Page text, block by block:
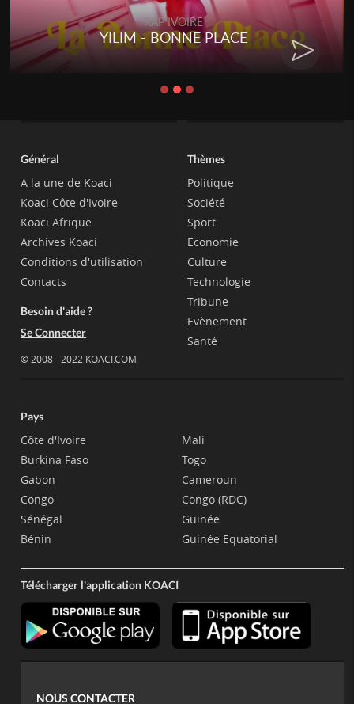
RAP IVOIRE
YILIM - BONNE PLACE
Général
A la une de Koaci
Koaci Côte d'Ivoire
Koaci Afrique
Archives Koaci
Conditions d'utilisation
Contacts
Besoin d'aide ?
Se Connecter
© 2008 - 2022 KOACI.COM
Thèmes
Politique
Société
Sport
Economie
Culture
Technologie
Tribune
Evènement
Santé
Pays
Côte d'Ivoire
Burkina Faso
Gabon
Congo
Sénégal
Bénin
Mali
Togo
Cameroun
Congo (RDC)
Guinée
Guinée Equatorial
Télécharger l'application KOACI
NOUS CONTACTER